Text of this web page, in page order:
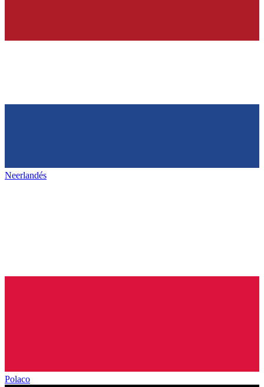
Neerlandés
Polaco